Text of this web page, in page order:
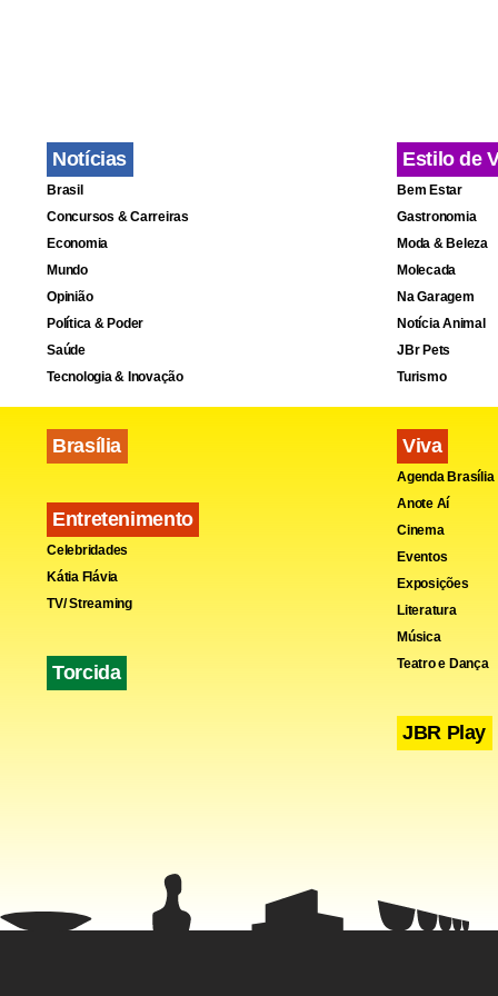
Notícias
Brasil
Concursos & Carreiras
Economia
Mundo
Opinião
Política & Poder
Saúde
Tecnologia & Inovação
Brasília
Entretenimento
Celebridades
Kátia Flávia
TV/ Streaming
Torcida
Estilo de
Bem Estar
Gastronomia
Moda & Beleza
Molecada
Na Garagem
Notícia Animal
JBr Pets
Turismo
Viva
Agenda Brasília
Anote Aí
Cinema
Eventos
Exposições
Literatura
Música
Teatro e Dança
JBR Play